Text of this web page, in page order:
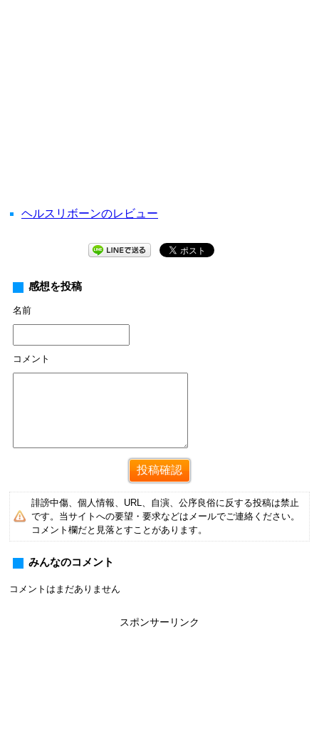
ヘルスリボーンのレビュー
感想を投稿
名前
コメント
誹謗中傷、個人情報、URL、自演、公序良俗に反する投稿は禁止
です。当サイトへの要望・要求などはメールでご連絡ください。
コメント欄だと見落とすことがあります。
みんなのコメント
コメントはまだありません
スポンサーリンク